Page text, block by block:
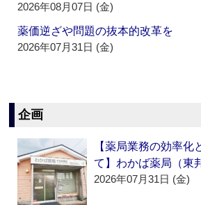
2026年08月07日 (金)
薬価逆ざや問題の抜本的改革を
2026年07月31日 (金)
企画
【薬局業務の効率化
て】わかば薬局（東
2026年07月31日 (金)